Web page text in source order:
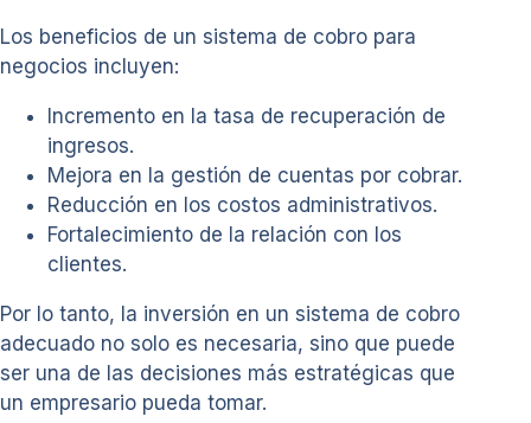
Los beneficios de un sistema de cobro para
negocios incluyen:
Incremento en la tasa de recuperación de
ingresos.
Mejora en la gestión de cuentas por cobrar.
Reducción en los costos administrativos.
Fortalecimiento de la relación con los
clientes.
Por lo tanto, la inversión en un sistema de cobro
adecuado no solo es necesaria, sino que puede
ser una de las decisiones más estratégicas que
un empresario pueda tomar.